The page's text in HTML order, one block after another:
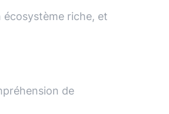
riche, et
de